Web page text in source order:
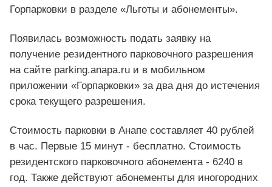
Горпарковки в разделе «Льготы и абонементы».
Появилась возможность подать заявку на
получение резидентного парковочного разрешения
на сайте parking.anapa.ru и в мобильном
приложении «Горпарковки» за два дня до истечения
срока текущего разрешения.
Стоимость парковки в Анапе составляет 40 рублей
в час. Первые 15 минут - бесплатно. Стоимость
резидентского парковочного абонемента - 6240 в
год. Также действуют абонементы для иногородних